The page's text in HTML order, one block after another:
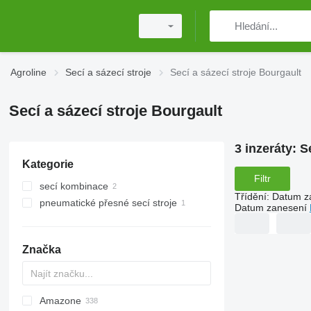
Agroline Secí a sázecí stroje Secí a sázecí stroje Bourgault
Secí a sázecí stroje Bourgault
Kategorie
secí kombinace
pneumatické přesné secí stroje
Značka
DA
ATO30
Amazone
3 inzeráty:
Filtr
Třídění: Datum
Datum zanesení